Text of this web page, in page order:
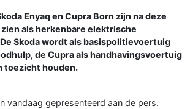
Enyaq en Cupra Born zijn na deze
als herkenbare elektrische
Skoda wordt als basispolitievoertuig
de Cupra als handhavingsvoertuig
toezicht houden.
vandaag gepresenteerd aan de pers.